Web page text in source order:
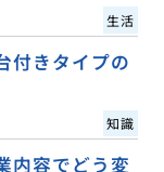
生活
付きタイプの
知識
内容でどう変